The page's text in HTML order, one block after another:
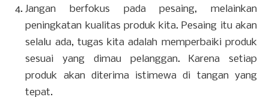
Jangan berfokus pada pesaing, melainkan
peningkatan kualitas produk kita. Pesaing itu akan
selalu ada, tugas kita adalah memperbaiki produk
sesuai yang dimau pelanggan. Karena setiap
produk akan diterima istimewa di tangan yang
tepat.